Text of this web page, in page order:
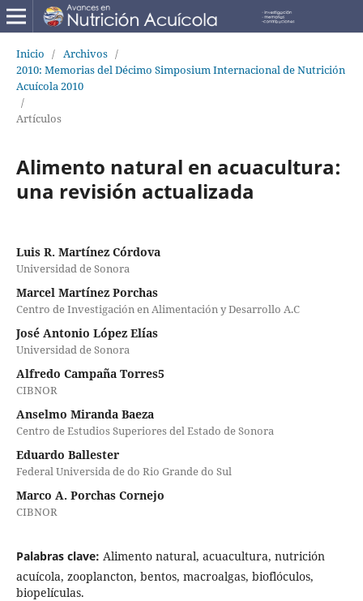
Inicio / Archivos /
2010: Memorias del Décimo Simposium Internacional de Nutrición
Acuícola 2010
/
Artículos
Alimento natural en acuacultura:
una revisión actualizada
Luis R. Martínez Córdova
Universidad de Sonora
Marcel Martínez Porchas
Centro de Investigación en Alimentación y Desarrollo A.C
José Antonio López Elías
Universidad de Sonora
Alfredo Campaña Torres5
CIBNOR
Anselmo Miranda Baeza
Centro de Estudios Superiores del Estado de Sonora
Eduardo Ballester
Federal Universida de do Rio Grande do Sul
Marco A. Porchas Cornejo
CIBNOR
Palabras clave: Alimento natural, acuacultura, nutrición
acuícola, zooplancton, bentos, macroalgas, bioflóculos,
biopelículas.